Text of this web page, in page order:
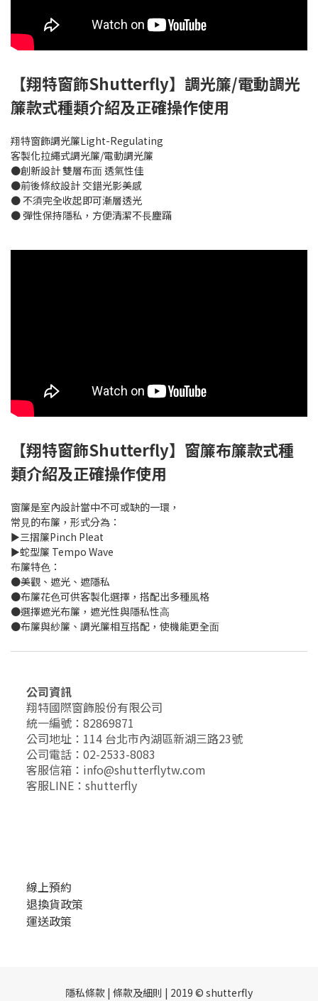
【翔特窗飾Shutterfly】調光簾/電動調光
簾款式種類介紹及正確操作使⽤
翔特窗飾調光簾Light-Regulating
客製化拉繩式調光簾/電動調光簾
●創新設計 雙層布⾯ 透氣性佳
●前後條紋設計 交錯光影美感
● 不須完全收起即可漸層透光
● 彈性保持隱私，⽅便清潔不⻑塵蹣
【翔特窗飾Shutterfly】窗簾布簾款式種
類介紹及正確操作使⽤
窗簾是室內設計當中不可或缺的⼀環，
常⾒的布簾，形式分為：
►三摺簾Pinch Pleat
►蛇型簾 Tempo Wave
布簾特⾊：
●美觀、遮光、遮隱私
●布簾花⾊可供客製化選擇，搭配出多種⾵格
●選擇遮光布簾，遮光性與隱私性⾼
●布簾與紗簾、調光簾相互搭配，使機能更全⾯
公司資訊
翔特國際窗飾股份有限公司
統一編號：82869871
公司地址：114 台北市內湖區新湖三路23號
公司電話：02-2533-8083
客服信箱：info@shutterflytw.com
客服LINE：shutterfly
線上預約
退換貨政策
運送政策
隱私條款 | 條款及細則 | 2019 © shutterfly